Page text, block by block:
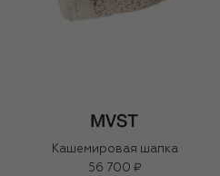
Кашемировая шапка
56 700 ₽